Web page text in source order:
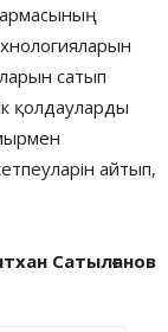
сатып
қолдауларды
айтып,
Сатылғанов